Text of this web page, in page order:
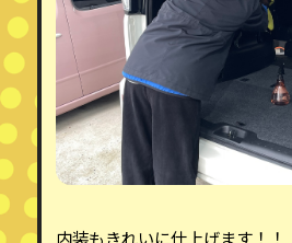
内装もきれいに仕上げます！！